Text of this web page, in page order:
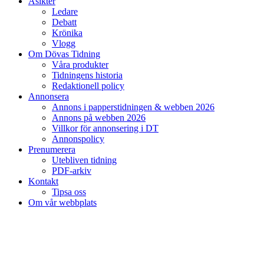
Ledare
Debatt
Krönika
Vlogg
Om Dövas Tidning
Våra produkter
Tidningens historia
Redaktionell policy
Annonsera
Annons i papperstidningen & webben 2026
Annons på webben 2026
Villkor för annonsering i DT
Annonspolicy
Prenumerera
Utebliven tidning
PDF-arkiv
Kontakt
Tipsa oss
Om vår webbplats